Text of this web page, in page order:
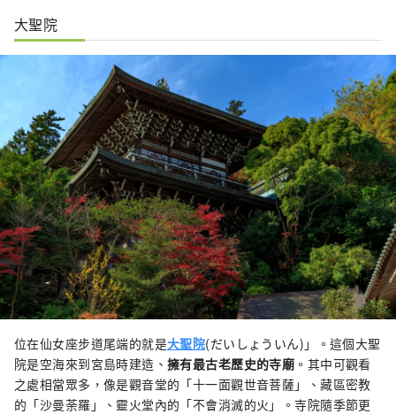
大聖院
位在仙女座步道尾端的就是大聖院(だいしょういん)」。這個大聖
院是空海來到宮島時建造、擁有最古老歷史的寺廟 。其中可觀看
之處相當眾多，像是觀音堂的「十一面觀世音菩薩」、藏區密教
的「沙曼荼羅」、靈火堂內的「不會消滅的火」。寺院隨季節更